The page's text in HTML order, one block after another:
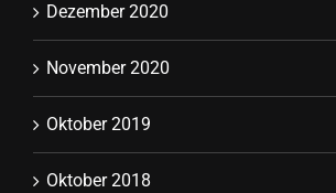
Dezember 2020
November 2020
Oktober 2019
Oktober 2018